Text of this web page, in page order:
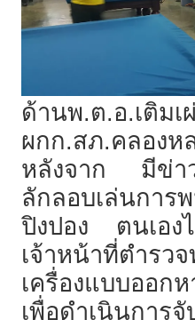
ด้านพ.ต.อ.เ
ผกก.สภ.คลองห
หลังจาก มีข่าว
ลักลอบเล่นการ
ปิงปอง ตนเอง
เจ้าหน้าที่ตำรว
เครื่องแบบออก
เพื่อดำเนินก